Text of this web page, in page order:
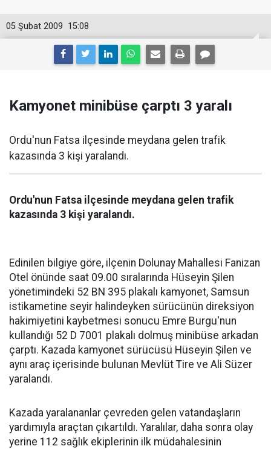
15:08
05 Şubat 2009
Kamyonet minibüse çarptı 3 yaralı
Ordu'nun Fatsa ilçesinde meydana gelen trafik
kazasında 3 kişi yaralandı.
Ordu'nun Fatsa ilçesinde meydana gelen trafik
kazasında 3 kişi yaralandı.
Edinilen bilgiye göre, ilçenin Dolunay Mahallesi Fanizan
Otel önünde saat 09.00 sıralarında Hüseyin Şilen
yönetimindeki 52 BN 395 plakalı kamyonet, Samsun
istikametine seyir halindeyken sürücünün direksiyon
hakimiyetini kaybetmesi sonucu Emre Burgu'nun
kullandığı 52 D 7001 plakalı dolmuş minibüse arkadan
çarptı. Kazada kamyonet sürücüsü Hüseyin Şilen ve
aynı araç içerisinde bulunan Mevlüt Tire ve Ali Süzer
yaralandı.
Kazada yaralananlar çevreden gelen vatandaşların
yardımıyla araçtan çıkartıldı. Yaralılar, daha sonra olay
yerine 112 sağlık ekiplerinin ilk müdahalesinin